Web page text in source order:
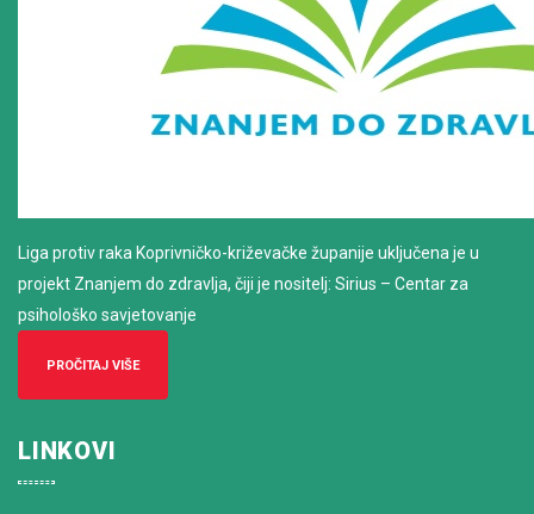
Liga protiv raka Koprivničko-križevačke županije uključena je u
projekt Znanjem do zdravlja, čiji je nositelj: Sirius – Centar za
psihološko savjetovanje
PROČITAJ VIŠE
LINKOVI